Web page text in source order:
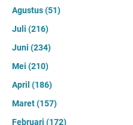
Agustus(51)
Juli (216)
Juni (234)
Mei (210)
April (186)
Maret(157)
Februari (172)